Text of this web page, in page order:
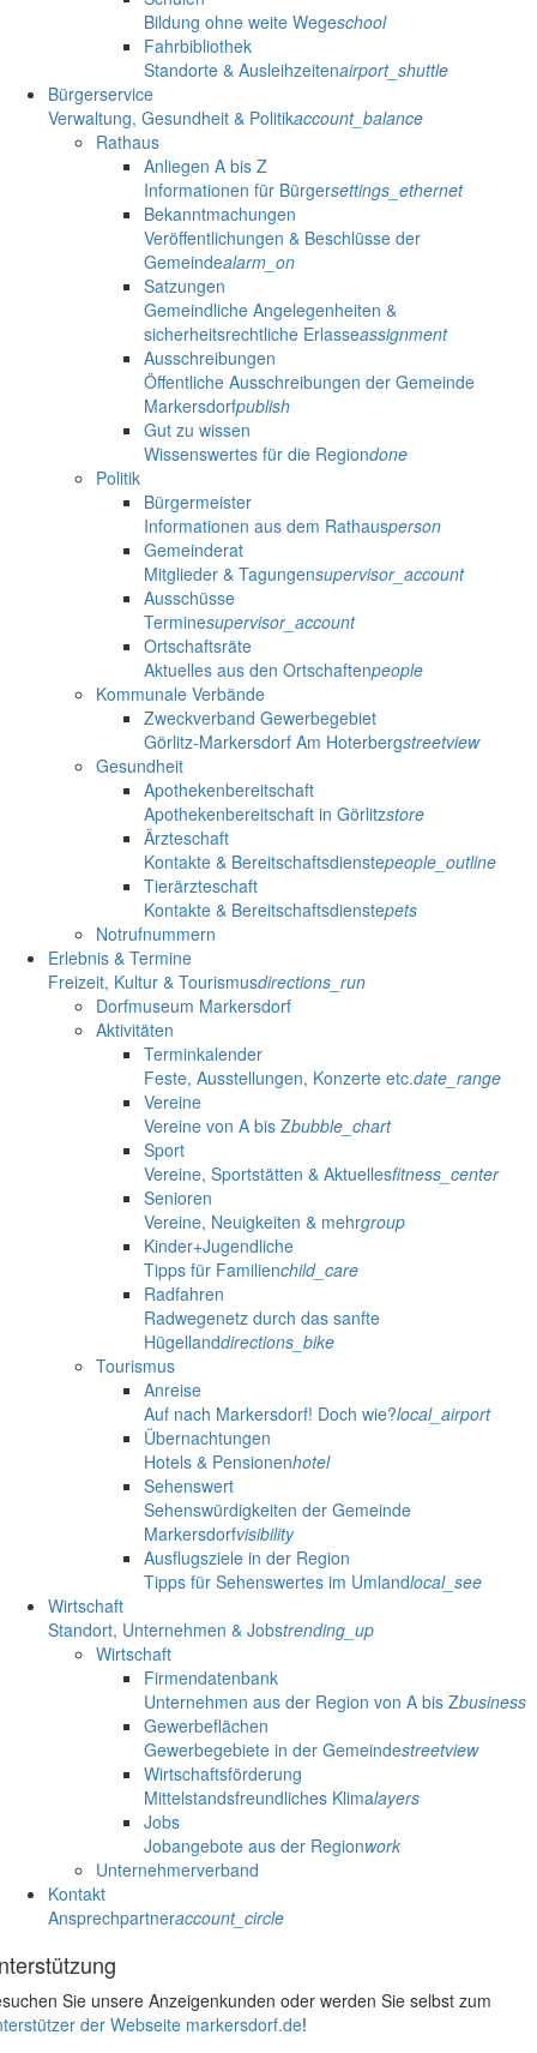
Bildung ohne weite Wegeschool
Fahrbibliothek
Standorte & Ausleihzeitenairport_shuttle
Bürgerservice
Verwaltung, Gesundheit & Politikaccount_balance
Rathaus
Anliegen A bis Z
Informationen für Bürgersettings_ethernet
Bekanntmachungen
Veröffentlichungen & Beschlüsse der
Gemeindealarm_on
Satzungen
Gemeindliche Angelegenheiten &
sicherheitsrechtliche Erlasseassignment
Ausschreibungen
Öffentliche Ausschreibungen der Gemeinde
Markersdorfpublish
Gut zu wissen
Wissenswertes für die Regiondone
Politik
Bürgermeister
Informationen aus dem Rathausperson
Gemeinderat
Mitglieder & Tagungensupervisor_account
Ausschüsse
Terminesupervisor_account
Ortschaftsräte
Aktuelles aus den Ortschaftenpeople
Kommunale Verbände
Zweckverband Gewerbegebiet
Görlitz-Markersdorf Am Hoterbergstreetview
Gesundheit
Apothekenbereitschaft
Apothekenbereitschaft in Görlitzstore
Ärzteschaft
Kontakte & Bereitschaftsdienstepeople_outline
Tierärzteschaft
Kontakte & Bereitschaftsdienstepets
Notrufnummern
Erlebnis & Termine
Freizeit, Kultur & Tourismusdirections_run
Dorfmuseum Markersdorf
Aktivitäten
Terminkalender
Feste, Ausstellungen, Konzerte etc.date_range
Vereine
Vereine von A bis Zbubble_chart
Sport
Vereine, Sportstätten & Aktuellesfitness_center
Senioren
Vereine, Neuigkeiten & mehrgroup
Kinder+Jugendliche
Tipps für Familienchild_care
Radfahren
Radwegenetz durch das sanfte
Hügellanddirections_bike
Tourismus
Anreise
Auf nach Markersdorf! Doch wie?local_airport
Übernachtungen
Hotels & Pensionenhotel
Sehenswert
Sehenswürdigkeiten der Gemeinde
Markersdorfvisibility
Ausflugsziele in der Region
Tipps für Sehenswertes im Umlandlocal_see
Wirtschaft
Standort, Unternehmen & Jobstrending_up
Wirtschaft
Firmendatenbank
Unternehmen aus der Region von A bis Zbusiness
Gewerbeflächen
Gewerbegebiete in der Gemeindestreetview
Wirtschaftsförderung
Mittelstandsfreundliches Klimalayers
Jobs
Jobangebote aus der Regionwork
Unternehmerverband
Kontakt
Ansprechpartneraccount_circle
Sie unsere Anzeigenkunden oder werden Sie selbst zum
der Webseite markersdorf.de!